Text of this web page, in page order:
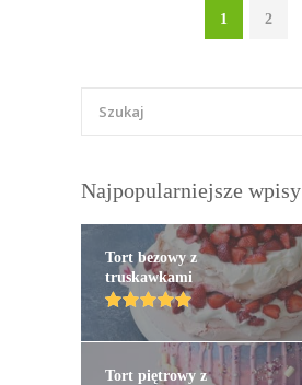
1 2
Najpopularniejsze wpisy
Tort bezowy z
truskawkami
Tort piętrowy z